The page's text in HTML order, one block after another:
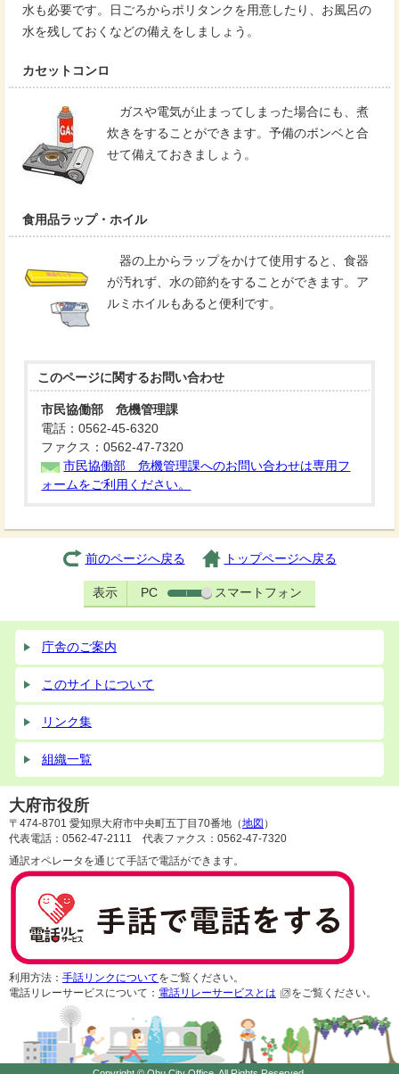
水も必要です。日ごろからポリタンクを用意したり、お風呂の
水を残しておくなどの備えをしましょう。
カセットコンロ
ガスや電気が止まってしまった場合にも、煮
炊きをすることができます。予備のボンベと合
せて備えておきましょう。
食用品ラップ・ホイル
器の上からラップをかけて使用すると、食器
が汚れず、水の節約をすることができます。ア
ルミホイルもあると便利です。
このページに関するお問い合わせ
市民協働部 危機管理課
電話：0562-45-6320
ファクス：0562-47-7320
市民協働部 危機管理課へのお問い合わせは専用フ
ォームをご利用ください。
前のページへ戻る トップページへ戻る
表示 PC スマートフォン
庁舎のご案内
このサイトについて
リンク集
組織一覧
大府市役所
〒474-8701 愛知県大府市中央町五丁目70番地（地図 ）
代表電話：0562-47-2111 代表ファクス：0562-47-7320
通訳オペレータを通じて手話で電話ができます。
利用方法： 手話リンクについてをご覧ください。
電話リレーサービスについて： 電話リレーサービスとは をご覧ください。